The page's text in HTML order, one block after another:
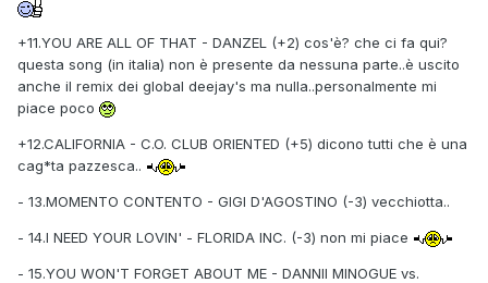
+11.YOU ARE ALL OF THAT - DANZEL (+2) cos'è? che ci fa qui?
questa song (in italia) non è presente da nessuna parte..è uscito
anche il remix dei global deejay's ma nulla..personalmente mi
piace poco
+12.CALIFORNIA - C.O. CLUB ORIENTED (+5) dicono tutti che è una
cag*ta pazzesca..
- 13.MOMENTO CONTENTO - GIGI D'AGOSTINO (-3) vecchiotta..
- 14.I NEED YOUR LOVIN' - FLORIDA INC. (-3) non mi piace
- 15.YOU WON'T FORGET ABOUT ME - DANNII MINOGUE vs.